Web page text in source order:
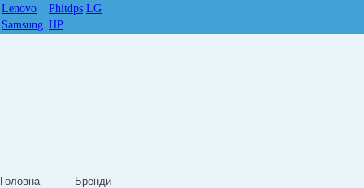
Lenovo
Phitdps LG
Samsung HP
Головна Бренди